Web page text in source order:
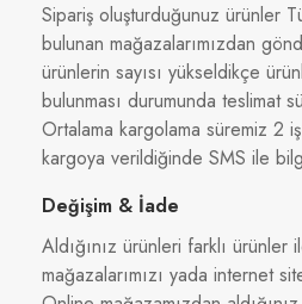
Sipariş oluşturduğunuz ürünler
bulunan mağazalarımızdan
ürünlerin sayısı yükseldikçe
bulunması durumunda teslimat
Ortalama kargolama süremiz 2
kargoya verildiğinde SMS ile
Değişim & İade
Aldığınız ürünleri farklı
mağazalarımızı yada internet